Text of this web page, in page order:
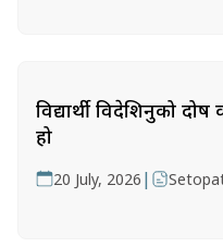
विद्यार्थी विदेशिनुको
हो
20 July, 2026 |